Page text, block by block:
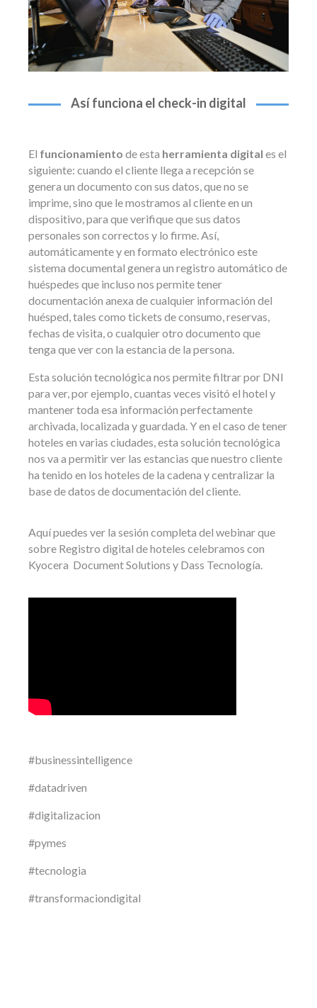
Así funciona el check-in digital
El funcionamiento de esta herramienta digital es el
siguiente: cuando el cliente llega a recepción se
genera un documento con sus datos, que no se
imprime, sino que le mostramos al cliente en un
dispositivo, para que verifique que sus datos
personales son correctos y lo firme. Así,
automáticamente y en formato electrónico este
sistema documental genera un registro automático de
huéspedes que incluso nos permite tener
documentación anexa de cualquier información del
huésped, tales como tickets de consumo, reservas,
fechas de visita, o cualquier otro documento que
tenga que ver con la estancia de la persona.
Esta solución tecnológica nos permite filtrar por DNI
para ver, por ejemplo, cuantas veces visitó el hotel y
mantener toda esa información perfectamente
archivada, localizada y guardada. Y en el caso de tener
hoteles en varias ciudades, esta solución tecnológica
nos va a permitir ver las estancias que nuestro cliente
ha tenido en los hoteles de la cadena y centralizar la
base de datos de documentación del cliente.
Aquí puedes ver la sesión completa del webinar que
sobre Registro digital de hoteles celebramos con
Kyocera Document Solutions y Dass Tecnología.
#businessintelligence
#datadriven
#digitalizacion
#pymes
#tecnologia
#transformaciondigital